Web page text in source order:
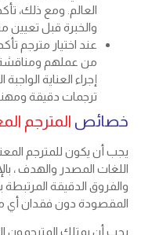
العالم. ومع ذلك،
والخبرة قبل تعيين
عند اختيار مترجم
من عملهم ومناقشة
إجراء العناية
ترجمات دقيقة
خصائص المترجم
يجب أن يكون للمترجم
اللغات المصدر والهدف ،
والفروق الدقيقة
المقصودة دون فقدان أي
يجب أن يمتلك المترجمون